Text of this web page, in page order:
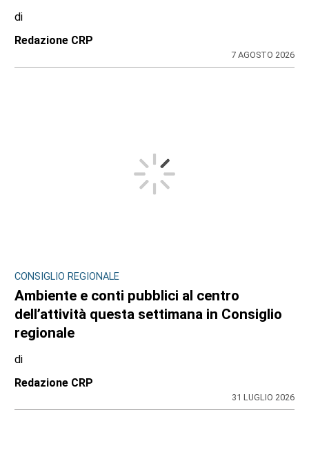
di
Redazione CRP
7 AGOSTO 2026
CONSIGLIO REGIONALE
Ambiente e conti pubblici al centro
dell’attività questa settimana in Consiglio
regionale
di
Redazione CRP
31 LUGLIO 2026